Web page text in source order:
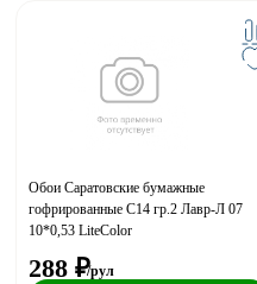
Обои Саратовские бумажные
гофрированные С14 гр.2 Лавр-Л 07
10*0,53 LiteColor
288 ₽/рул